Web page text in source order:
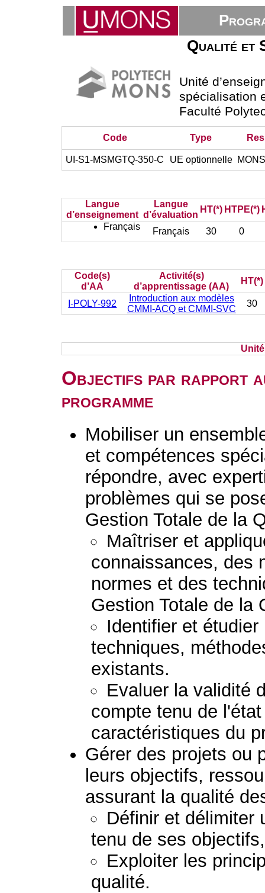
Qualité et
Unité
spécialisation
Faculté
Code Type
UI-S1-MSMGTQ-350-C UE optionnelle
Langue
d’enseignement
Langue
d’évaluation
HT(*) HTPE(*)
Français
Français 30 0
Code(s)
d’AA
Activité(s)
d’apprentissage (AA)
HT(*)
I-POLY-992
Introduction aux modèles
CMMI-ACQ et CMMI-SVC
30
Objectifs par rapport
programme
Mobiliser un
et compétences
répondre, avec
problèmes qui se
Gestion Totale de la
Maîtriser et
connaissances, des
normes et des
Gestion Totale de la
Identifier et
techniques,
existants.
Evaluer la validité
compte tenu de
caractéristiques du
Gérer des projets ou
leurs objectifs,
assurant la qualité
Définir et délimiter
tenu de ses
Exploiter les
qualité.